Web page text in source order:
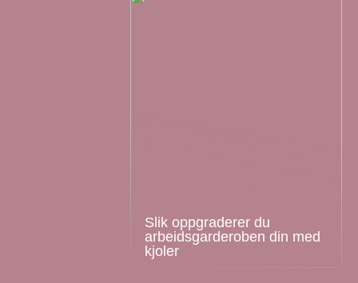
Slik oppgraderer du
arbeidsgarderoben din med
kjoler